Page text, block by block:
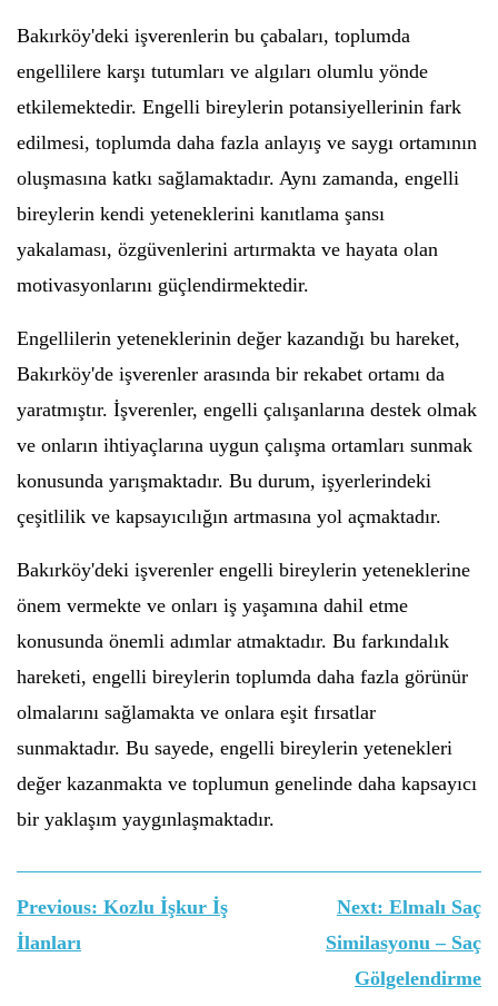
Bakırköy'deki işverenlerin bu çabaları, toplumda
engellilere karşı tutumları ve algıları olumlu yönde
etkilemektedir. Engelli bireylerin potansiyellerinin fark
edilmesi, toplumda daha fazla anlayış ve saygı ortamının
oluşmasına katkı sağlamaktadır. Aynı zamanda, engelli
bireylerin kendi yeteneklerini kanıtlama şansı
yakalaması, özgüvenlerini artırmakta ve hayata olan
motivasyonlarını güçlendirmektedir.
Engellilerin yeteneklerinin değer kazandığı bu hareket,
Bakırköy'de işverenler arasında bir rekabet ortamı da
yaratmıştır. İşverenler, engelli çalışanlarına destek olmak
ve onların ihtiyaçlarına uygun çalışma ortamları sunmak
konusunda yarışmaktadır. Bu durum, işyerlerindeki
çeşitlilik ve kapsayıcılığın artmasına yol açmaktadır.
Bakırköy'deki işverenler engelli bireylerin yeteneklerine
önem vermekte ve onları iş yaşamına dahil etme
konusunda önemli adımlar atmaktadır. Bu farkındalık
hareketi, engelli bireylerin toplumda daha fazla görünür
olmalarını sağlamakta ve onlara eşit fırsatlar
sunmaktadır. Bu sayede, engelli bireylerin yetenekleri
değer kazanmakta ve toplumun genelinde daha kapsayıcı
bir yaklaşım yaygınlaşmaktadır.
Yazı
gezinmesi
Previous: Kozlu İşkur İş
İlanları
Next: Elmalı Saç
Similasyonu – Saç
Gölgelendirme